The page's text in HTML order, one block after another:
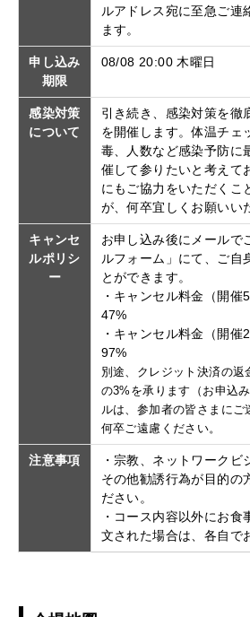
ルアドレス宛に至急ご連
ます。
申し込み
期限
08/08 20:00 木曜日
感染対策
について
引き続き、感染対策を徹
を開催します。体温チェ
毒、人数など感染予防に
催して参りたいと考えて
にもご協力をいただくこ
が、何卒宜しくお願いい
キャンセ
ルポリシ
ー
お申し込み後にメールで
ルフォーム」にて、ご自
とができます。
・キャンセル料金（開
47%
・キャンセル料金（開
97%
別途、クレジット決済の返
の3%を承ります（お申込
ルは、参加者の皆さまにご
何卒ご遠慮ください。
注意事項
・宗教、ネットワークビ
その他勧誘行為が目的の
ださい。
・コース内容以外にお食
文された場合は、各自で